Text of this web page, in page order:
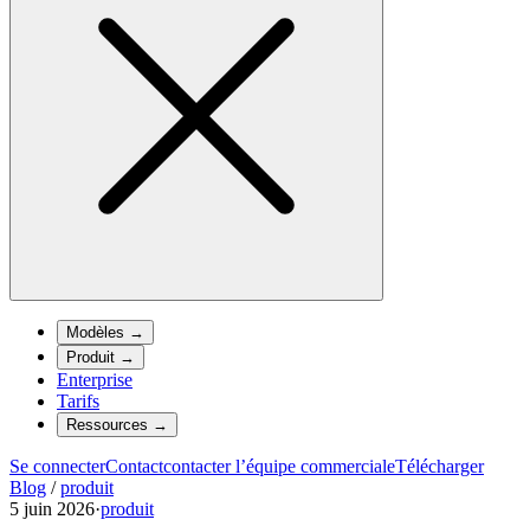
Modèles →
Produit →
Enterprise
Tarifs
Ressources →
Se connecterContactcontacter l’équipe commercialeTélécharger
Blog / produit
5 juin 2026·produit